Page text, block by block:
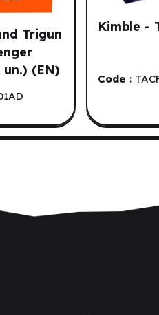
Trigun
un.) (EN)
Kimble -
Code :